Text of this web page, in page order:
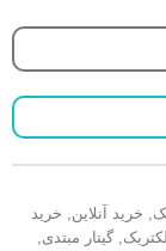
, خرید آنلاین, خرید
, گیتار مبتدی,